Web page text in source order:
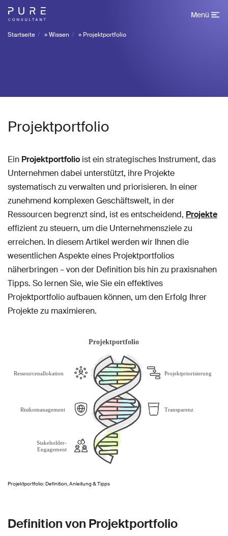
Menü
Startseite »Wissen » Projektportfolio
Projektportfolio
Ein Projektportfolio ist ein strategisches Instrument, das
Unternehmen dabei unterstützt, ihre Projekte
systematisch zu verwalten und priorisieren. In einer
zunehmend komplexen Geschäftswelt, in der
Ressourcen begrenzt sind, ist es entscheidend, Projekte
effizient zu steuern, um die Unternehmensziele zu
erreichen. In diesem Artikel werden wir Ihnen die
wesentlichen Aspekte eines Projektportfolios
näherbringen – von der Definition bis hin zu praxisnahen
Tipps. So lernen Sie, wie Sie ein effektives
Projektportfolio aufbauen können, um den Erfolg Ihrer
Projekte zu maximieren.
Projektportfolio: Definition, Anleitung & Tipps
Definition von Projektportfolio